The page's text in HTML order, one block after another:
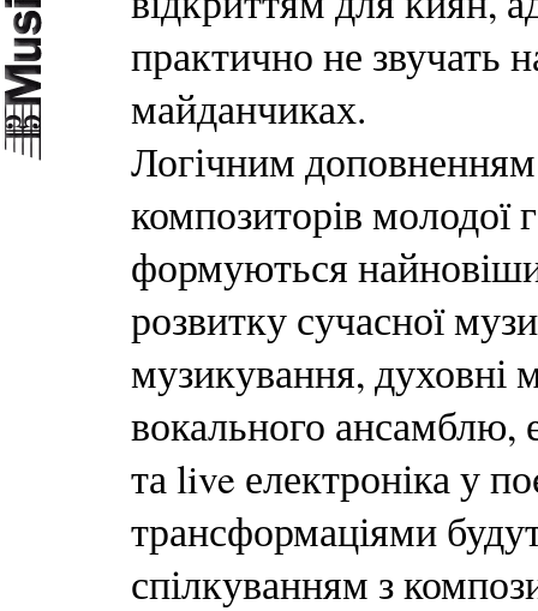
практично не звучать
майданчиках.
Логічним
композиторів молодої
формуються
розвитку сучасної
музикування, духовні
вокального ансамблю,
та live електроніка у
трансформаціями
спілкуванням з